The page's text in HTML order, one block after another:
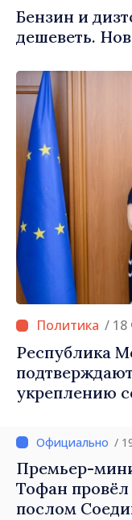
Бензин и
дешеветь.
/
Республика
укреплению
/
Премьер-
Тофан провёл
послом